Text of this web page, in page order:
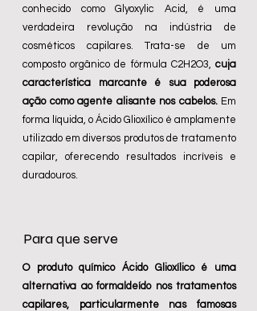
conhecido como Glyoxylic Acid, é uma
verdadeira revolução na indústria de
cosméticos capilares. Trata-se de um
composto orgânico de fórmula C2H2O3, cuja
característica marcante é sua poderosa
ação como agente alisante nos cabelos.Em
forma líquida, o Ácido Glioxílico é amplamente
utilizado em diversos produtos de tratamento
capilar, oferecendo resultados incríveis e
duradouros.
Para que serve
O produto químico Ácido Glioxílico é uma
alternativa ao formaldeído nos tratamentos
capilares, particularmente nas famosas